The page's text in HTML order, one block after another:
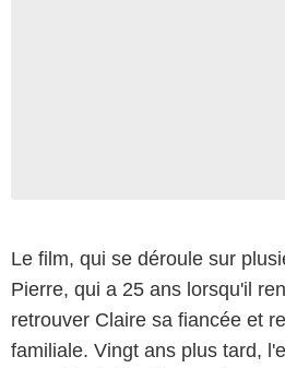
Le film, qui se déroule sur
Pierre, qui a 25 ans lorsqu'il
retrouver Claire sa fiancée et
familiale. Vingt ans plus tard,